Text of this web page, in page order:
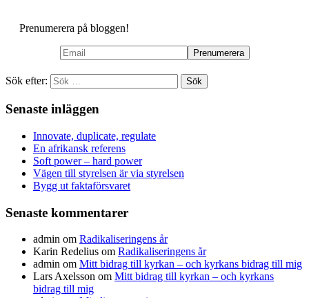
Prenumerera på bloggen!
Sök efter:
Senaste inläggen
Innovate, duplicate, regulate
En afrikansk referens
Soft power – hard power
Vägen till styrelsen är via styrelsen
Bygg ut faktaförsvaret
Senaste kommentarer
admin om Radikaliseringens år
Karin Redelius om Radikaliseringens år
admin om Mitt bidrag till kyrkan – och kyrkans bidrag till mig
Lars Axelsson om Mitt bidrag till kyrkan – och kyrkans
bidrag till mig